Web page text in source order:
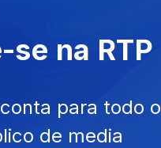
se na RTP
para todo o
de media